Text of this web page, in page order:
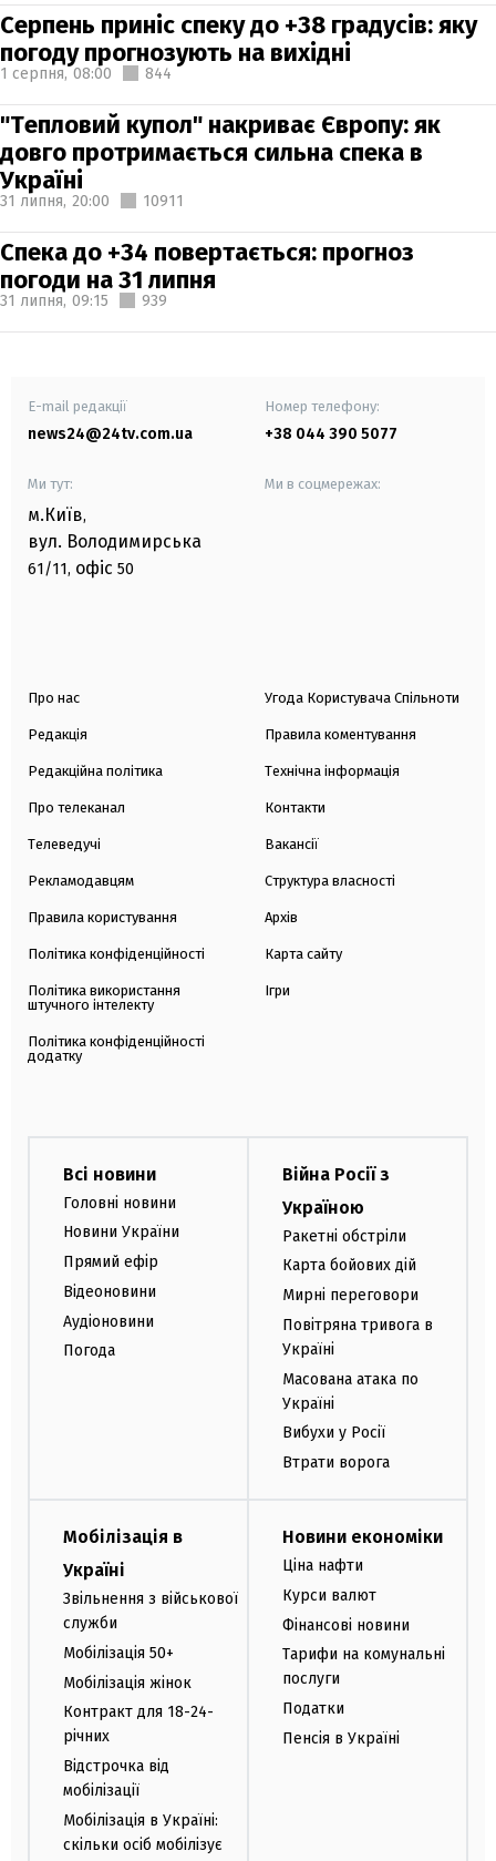
Серпень приніс спеку до +38 градусів: яку
погоду прогнозують на вихідні
1 серпня, 08:00 844
"Тепловий купол" накриває Європу: як
довго протримається сильна спека в
Україні
31 липня, 20:00 10911
Спека до +34 повертається: прогноз
погоди на 31 липня
31 липня, 09:15 939
E-mail редакції
news24@24tv.com.ua
Номер телефону:
+38 044 390 5077
Ми тут:
м.Київ,
вул. Володимирська
61/11, офіс 50
Ми в соцмережах:
Про нас
Редакція
Редакційна політика
Про телеканал
Телеведучі
Рекламодавцям
Правила користування
Політика конфіденційності
Політика використання
штучного інтелекту
Політика конфіденційності
додатку
Угода Користувача Спільноти
Правила коментування
Технічна інформація
Контакти
Вакансії
Структура власності
Архів
Карта сайту
Ігри
Всі новини
Головні новини
Новини України
Прямий ефір
Відеоновини
Аудіоновини
Погода
Війна Росії з
Україною
Ракетні обстріли
Карта бойових дій
Мирні переговори
Повітряна тривога в
Україні
Масована атака по
Україні
Вибухи у Росії
Втрати ворога
Мобілізація в
Україні
Звільнення з військової
служби
Мобілізація 50+
Мобілізація жінок
Контракт для 18-24-
річних
Відстрочка від
мобілізації
Мобілізація в Україні:
скільки осіб мобілізує
Новини економіки
Ціна нафти
Курси валют
Фінансові новини
Тарифи на комунальні
послуги
Податки
Пенсія в Україні